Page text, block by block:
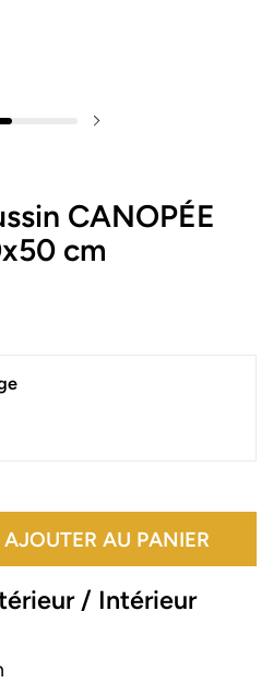
CANOPÉE
cm
AJOUTER AU PANIER
/ Intérieur